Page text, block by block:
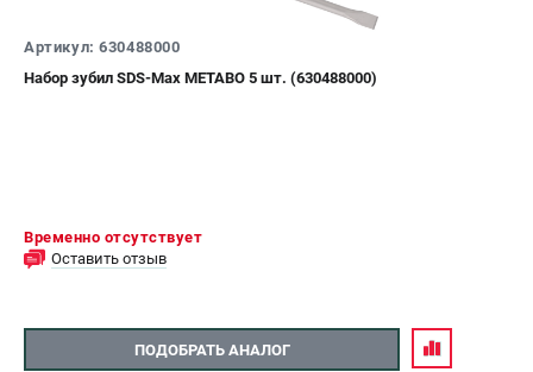
Артикул: 630488000
Набор зубил SDS-Max METABO 5 шт. (630488000)
Временно отсутствует
Оставить отзыв
ПОДОБРАТЬ АНАЛОГ